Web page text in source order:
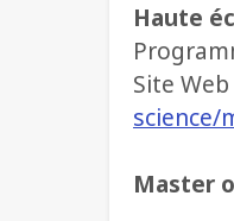
Haute
Site
science/
Master